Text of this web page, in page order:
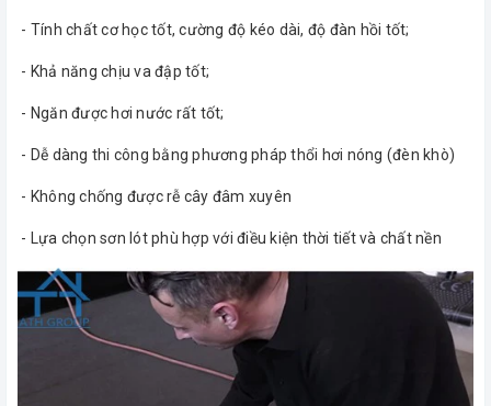
- Tính chất cơ học tốt, cường độ kéo dài, độ đàn hồi tốt;
- Khả năng chịu va đập tốt;
- Ngăn được hơi nước rất tốt;
- Dễ dàng thi công bằng phương pháp thổi hơi nóng (đèn khò)
- Không chống được rễ cây đâm xuyên
- Lựa chọn sơn lót phù hợp với điều kiện thời tiết và chất nền